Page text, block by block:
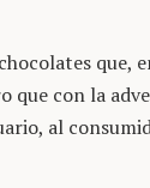
que,
que con la
al